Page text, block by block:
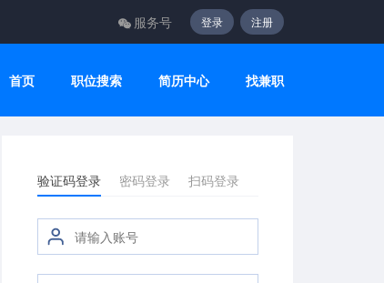
服务号 登录 注册
首页 职位搜索 简历中心 找兼职
验证码登录 密码登录 扫码登录